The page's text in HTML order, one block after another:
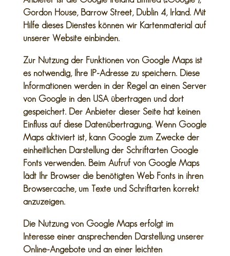
Gordon House, Barrow Street, Dublin 4, Irland. Mit
Hilfe dieses Dienstes können wir Kartenmaterial auf
unserer Website einbinden.
Zur Nutzung der Funktionen von Google Maps ist
es notwendig, Ihre IP-Adresse zu speichern. Diese
Informationen werden in der Regel an einen Server
von Google in den USA übertragen und dort
gespeichert. Der Anbieter dieser Seite hat keinen
Einfluss auf diese Datenübertragung. Wenn Google
Maps aktiviert ist, kann Google zum Zwecke der
einheitlichen Darstellung der Schriftarten Google
Fonts verwenden. Beim Aufruf von Google Maps
lädt Ihr Browser die benötigten Web Fonts in ihren
Browsercache, um Texte und Schriftarten korrekt
anzuzeigen.
Die Nutzung von Google Maps erfolgt im
Interesse einer ansprechenden Darstellung unserer
Online-Angebote und an einer leichten